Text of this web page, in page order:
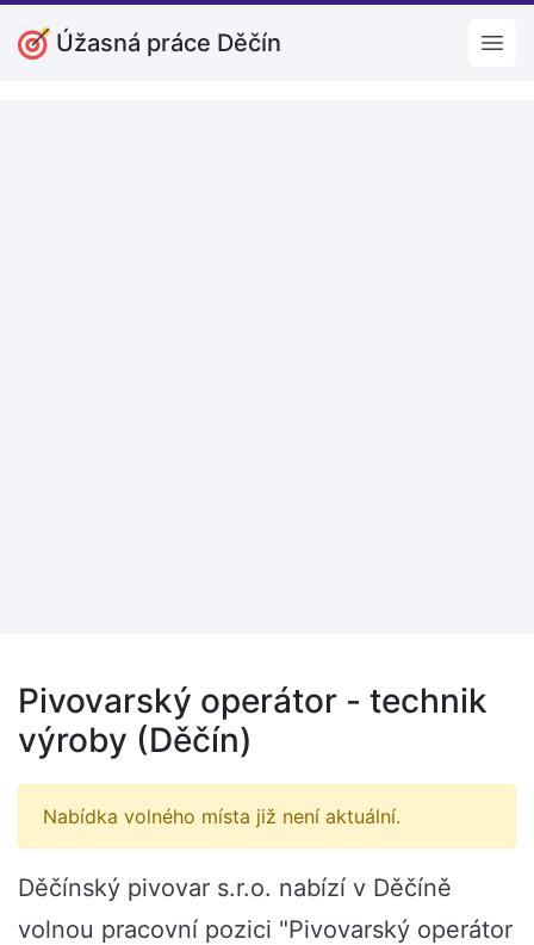
Úžasná práce Děčín
Pivovarský operátor - technik
výroby (Děčín)
Nabídka volného místa již není aktuální.
Děčínský pivovar s.r.o. nabízí v Děčíně
volnou pracovní pozici "Pivovarský operátor